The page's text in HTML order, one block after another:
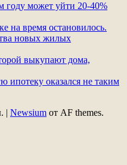
году может уйти 20-40%
на время остановилось.
новых жилых
выкупают дома,
ипотеку оказался не таким
| Newsium от AF themes.